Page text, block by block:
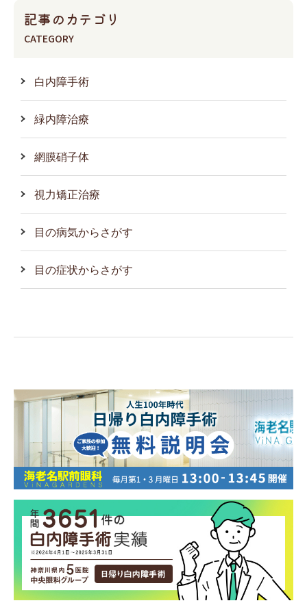
記事のカテゴリ
CATEGORY
白内障手術
緑内障治療
網膜硝子体
視力矯正治療
目の病気からさがす
目の症状からさがす